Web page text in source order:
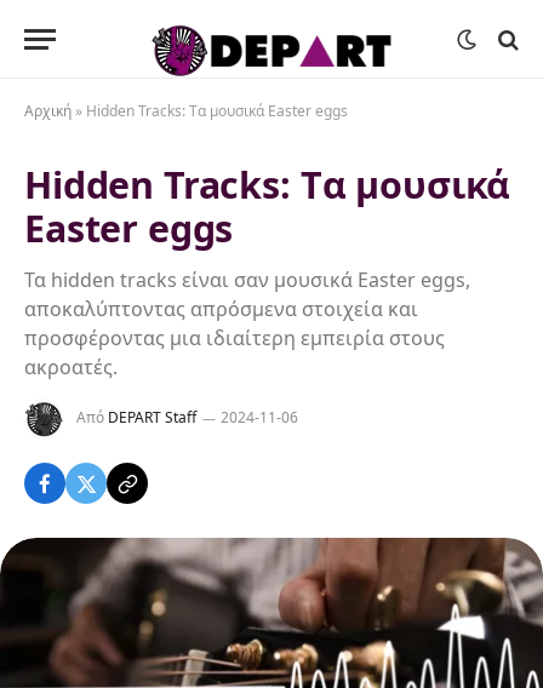
Αρχική » Hidden Tracks: Tα μουσικά Easter eggs
Hidden Tracks: Tα μουσικά
Easter eggs
Τα hidden tracks είναι σαν μουσικά Easter eggs,
αποκαλύπτοντας απρόσμενα στοιχεία και
προσφέροντας μια ιδιαίτερη εμπειρία στους
ακροατές.
Από DEPART Staff 2024-11-06